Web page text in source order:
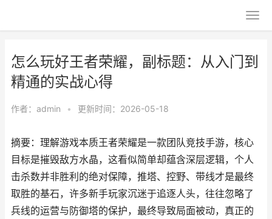
怎么玩好王者荣耀，副标题：从入门到
精通的实战心得
作者： admin • 更新时间：2026-05-18
摘要：理解游戏本质王者荣耀是一款团队竞技手游，核心
目标是摧毁敌方水晶，这看似简单却蕴含深层逻辑，个人
击杀数并非胜利的绝对保障，推塔、控野、带线才是最终
取胜的基石，许多新手玩家沉迷于追逐人头，往往忽略了
兵线的运营与防御塔的保护，最终导致局面被动，真正的